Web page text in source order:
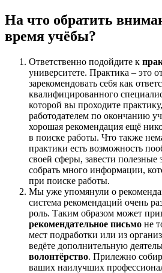
На что обратить
время учёбы?
Ответственно подойдите к
университете. Практика – это
зарекомендовать себя как
квалифицированного
которой вы проходите
работодателем по окончанию
хорошая рекомендация ещё
в поиске работы. Что также
практики есть возможность
своей сферы, завести полезные
собрать много информации,
при поиске работы.
Мы уже упомянули о
система рекомендаций очень
роль. Таким образом может
рекомендательное письмо не
мест подработки или из
ведёте дополнительную
волонтёрство. Прилежно
ваших наилучших